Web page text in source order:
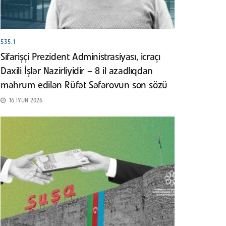
535.1
Sifarişçi Prezident Administrasiyası, icraçı
Daxili İşlər Nazirliyidir – 8 il azadlıqdan
məhrum edilən Rüfət Səfərovun son sözü
16 İYUN 2026